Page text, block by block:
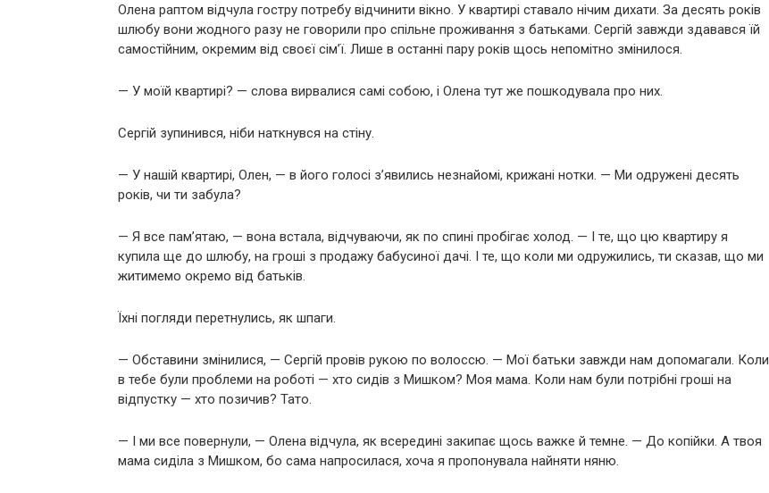
Олена раптом відчула гостру потребу відчинити вікно. У квартирі ставало нічим дихати. За десять років
шлюбу вони жодного разу не говорили про спільне проживання з батьками. Сергій завжди здавався їй
самостійним, окремим від своєї сім’ї. Лише в останні пару років щось непомітно змінилося.
— У моїй квартирі? — слова вирвалися самі собою, і Олена тут же пошкодувала про них.
Сергій зупинився, ніби наткнувся на стіну.
— У нашій квартирі, Олен, — в його голосі з’явились незнайомі, крижані нотки. — Ми одружені десять
років, чи ти забула?
— Я все пам’ятаю, — вона встала, відчуваючи, як по спині пробігає холод. — І те, що цю квартиру я
купила ще до шлюбу, на гроші з продажу бабусиної дачі. І те, що коли ми одружились, ти сказав, що ми
житимемо окремо від батьків.
Їхні погляди перетнулись, як шпаги.
— Обставини змінилися, — Сергій провів рукою по волоссю. — Мої батьки завжди нам допомагали. Коли
в тебе були проблеми на роботі — хто сидів з Мишком? Моя мама. Коли нам були потрібні гроші на
відпустку — хто позичив? Тато.
— І ми все повернули, — Олена відчула, як всередині закипає щось важке й темне. — До копійки. А твоя
мама сиділа з Мишком, бо сама напросилася, хоча я пропонувала найняти няню.